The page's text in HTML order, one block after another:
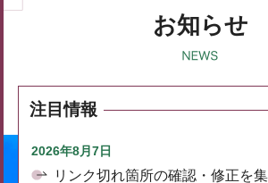
お知らせ
注目情報
2026年8月7日
リンク切れ箇所の確認・修正を